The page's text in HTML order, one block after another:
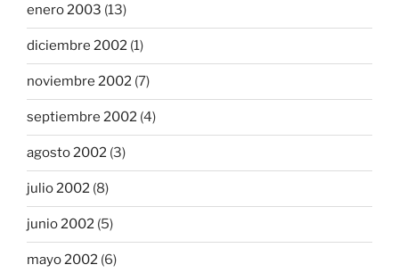
enero 2003 (13)
diciembre 2002 (1)
noviembre 2002 (7)
septiembre 2002 (4)
agosto 2002 (3)
julio 2002 (8)
junio 2002 (5)
mayo 2002 (6)